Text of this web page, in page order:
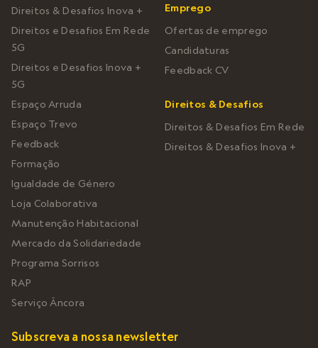
Direitos & Desafios Inova +
Direitos e Desafios Em Rede
5G
Direitos e Desafios Inova +
5G
Espaço Arruda
Espaço Trevo
Feedback
Formação
Igualdade de Género
Loja Colaborativa
Manutenção Habitacional
Mercado da Solidariedade
Programa Sorrisos
RAP
Serviço Âncora
Emprego
Ofertas de emprego
Candidaturas
Feedback CV
Direitos & Desafios
Direitos & Desafios Em Rede
Direitos & Desafios Inova +
Subscreva a nossa newsletter